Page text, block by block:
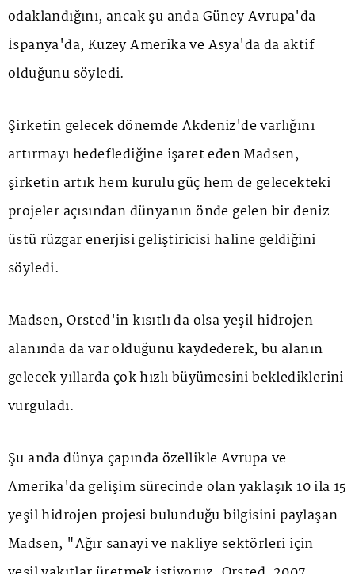
odaklandığını, ancak şu anda Güney Avrupa'da
İspanya'da, Kuzey Amerika ve Asya'da da aktif
olduğunu söyledi.
Şirketin gelecek dönemde Akdeniz'de varlığını
artırmayı hedeflediğine işaret eden Madsen,
şirketin artık hem kurulu güç hem de gelecekteki
projeler açısından dünyanın önde gelen bir deniz
üstü rüzgar enerjisi geliştiricisi haline geldiğini
söyledi.
Madsen, Orsted'in kısıtlı da olsa yeşil hidrojen
alanında da var olduğunu kaydederek, bu alanın
gelecek yıllarda çok hızlı büyümesini beklediklerini
vurguladı.
Şu anda dünya çapında özellikle Avrupa ve
Amerika'da gelişim sürecinde olan yaklaşık 10 ila 15
yeşil hidrojen projesi bulunduğu bilgisini paylaşan
Madsen, "Ağır sanayi ve nakliye sektörleri için